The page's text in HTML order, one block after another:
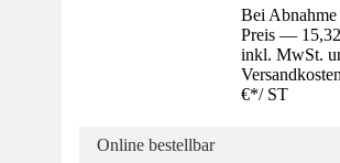
Bei
Preis —
inkl. MwSt.
€*/ ST
Online bestellbar